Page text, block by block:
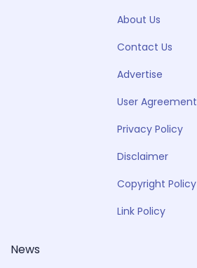
About Us
Contact Us
Advertise
User Agreement
Privacy Policy
Disclaimer
Copyright Policy
Link Policy
News